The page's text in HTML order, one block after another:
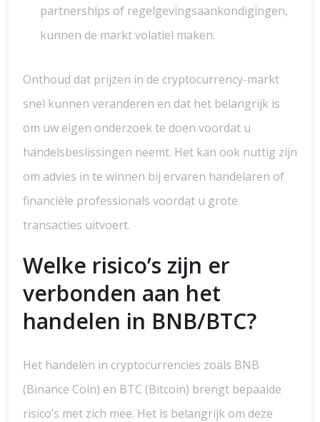
partnerships of regelgevingsaankondigingen,
kunnen de markt volatiel maken.
Onthoud dat prijzen in de cryptocurrency-markt
snel kunnen veranderen en dat het belangrijk is
om uw eigen onderzoek te doen voordat u
handelsbeslissingen neemt. Het kan ook nuttig zijn
om advies in te winnen bij ervaren handelaren of
financiële professionals voordat u grote
transacties uitvoert.
Welke risico’s zijn er
verbonden aan het
handelen in BNB/BTC?
Het handelen in cryptocurrencies zoals BNB
(Binance Coin) en BTC (Bitcoin) brengt bepaalde
risico’s met zich mee. Het is belangrijk om deze